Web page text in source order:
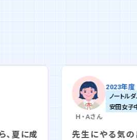
広島女学院中
の出る言葉をかけられ、心に